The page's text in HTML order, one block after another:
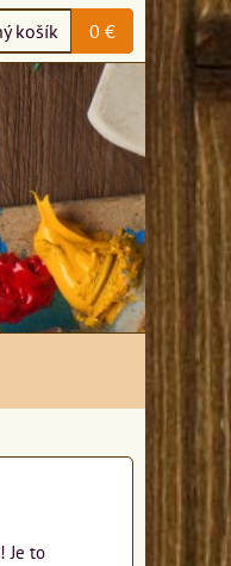
košík 0 €
Je to